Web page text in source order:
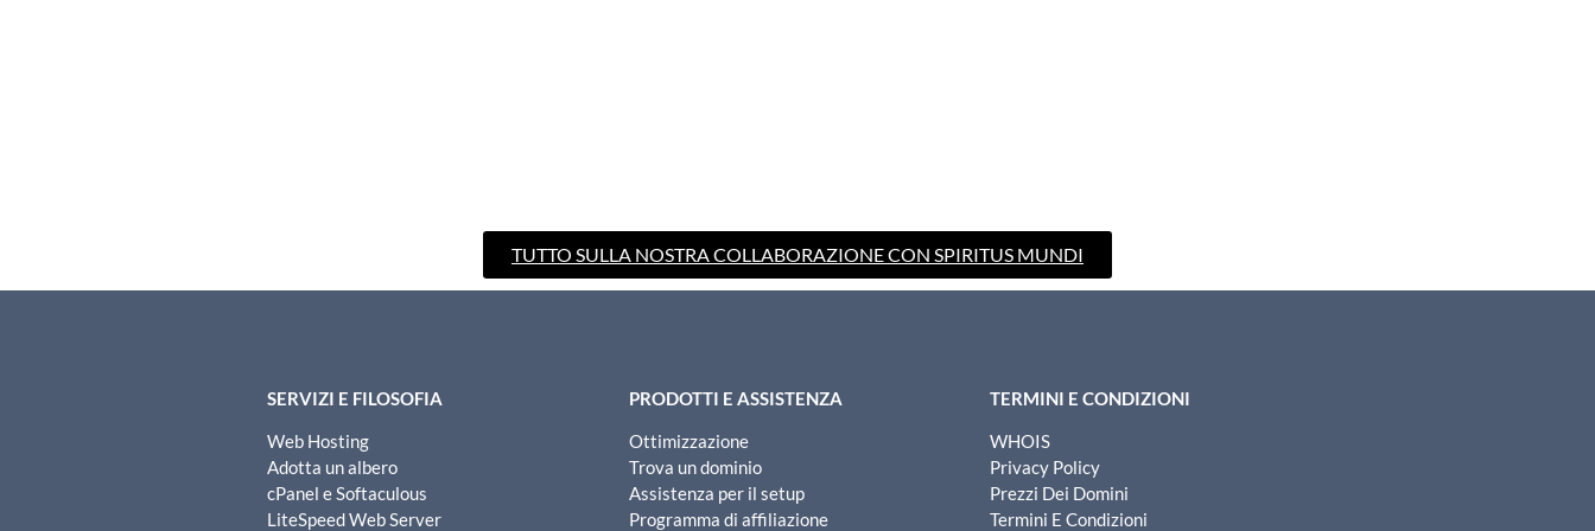
TUTTO SULLA NOSTRA COLLABORAZIONE CON SPIRITUS MUNDI
SERVIZI E FILOSOFIA
Web Hosting
Adotta un albero
cPanel e Softaculous
LiteSpeed Web Server
PRODOTTI E ASSISTENZA
Ottimizzazione
Trova un dominio
Assistenza per il setup
Programma di affiliazione
TERMINI E CONDIZIONI
WHOIS
Privacy Policy
Prezzi Dei Domini
Termini E Condizioni